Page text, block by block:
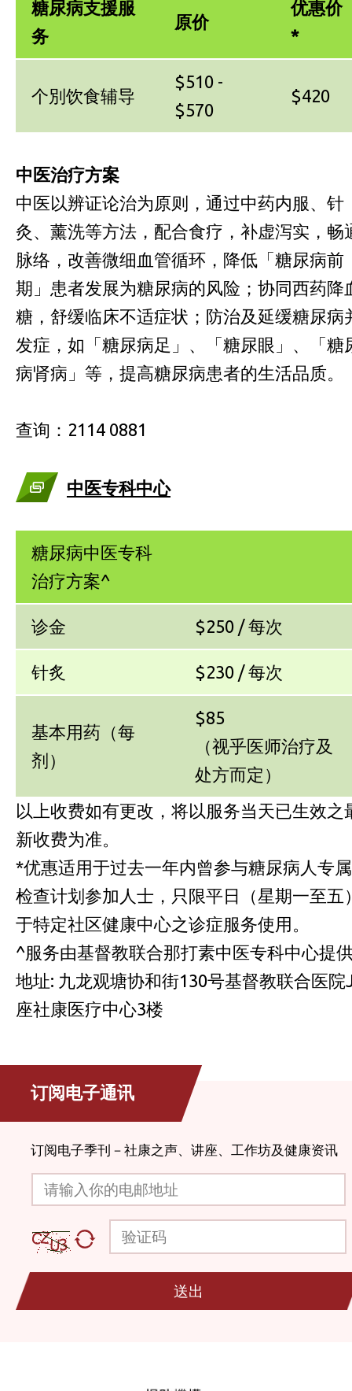
糖尿病支援服
务
原价
优惠价
*
个別饮食辅导
$510 -
$570
$420
中医治疗方案
中医以辨证论治为原则，通过中药内服、针
灸、薰洗等方法，配合食疗，补虚泻实，畅
脉络，改善微细血管循环，降低「糖尿病前
期」患者发展为糖尿病的风险；协同西药降
糖，舒缓临床不适症状；防治及延缓糖尿病
发症，如「糖尿病足」、「糖尿眼」、「糖
病肾病」等，提高糖尿病患者的生活品质。
查询：2114 0881
中医专科中心
糖尿病中医专科
治疗方案^
诊金 $250 / 每次
针炙 $230 / 每次
基本用药（每
剂）
$85
（视乎医师治疗及
处方而定）
以上收费如有更改，将以服务当天已生效之
新收费为准。
*优惠适用于过去一年内曾参与糖尿病人专属
检查计划参加人士，只限平日
（星期一至五
于特定社区健康中心之诊症服务使用。
^服务由基督教联合那打素中医专科中心提
地址: 九龙观塘协和街130号基督教联合医院
座社康医疗中心3楼
订阅电子通讯
订阅电子季刊－社康之声、讲座、工作坊及健康资讯
请输入你的电邮地址
验证码
送出